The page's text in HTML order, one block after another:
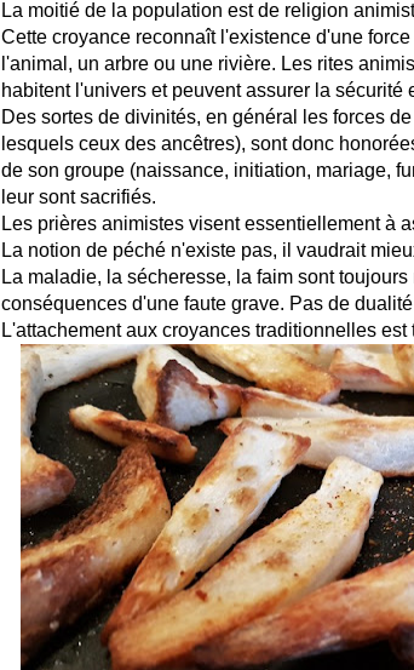
La moitié de la population est de religion
Cette croyance reconnaît l'existence d'une
l'animal, un arbre ou une rivière. Les rites
habitent l'univers et peuvent assurer la
Des sortes de divinités, en général les forces
lesquels ceux des ancêtres), sont donc
de son groupe (naissance, initiation, mariage,
leur sont sacrifiés.
Les prières animistes visent essentiellement à
La notion de péché n'existe pas, il vaudrait
La maladie, la sécheresse, la faim sont
conséquences d'une faute grave. Pas de
L'attachement aux croyances traditionnelles